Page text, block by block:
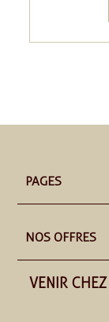
PAGES
NOS OFFRES
VENIR